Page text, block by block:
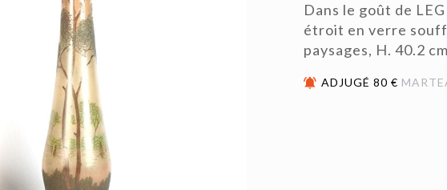
Dans le goût de
étroit en verre
paysages, H. 40.2
ADJUGÉ 80 €